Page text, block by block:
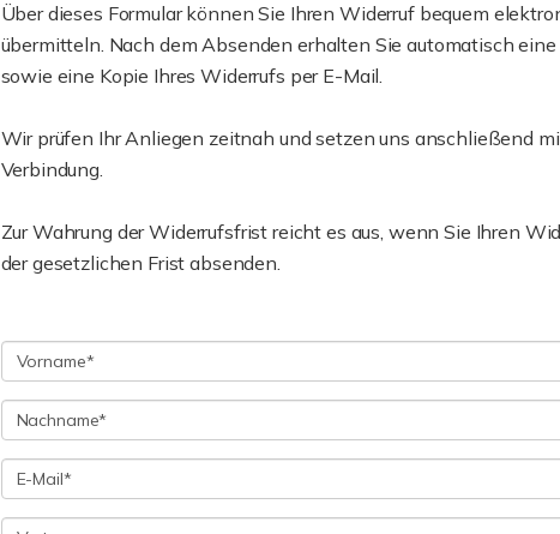
Über dieses Formular können Sie Ihren Widerruf bequem
übermitteln. Nach dem Absenden erhalten Sie automatisch
sowie eine Kopie Ihres Widerrufs per E-Mail.
Wir prüfen Ihr Anliegen zeitnah und setzen uns anschließend
Verbindung.
Zur Wahrung der Widerrufsfrist reicht es aus, wenn Sie Ihren
der gesetzlichen Frist absenden.